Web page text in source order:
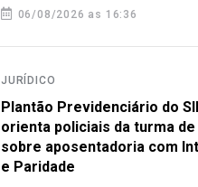
06/08/2026 as 16:36
JURÍDICO
Plantão Previdenciário do
orienta policiais da turma de
sobre aposentadoria com
e Paridade